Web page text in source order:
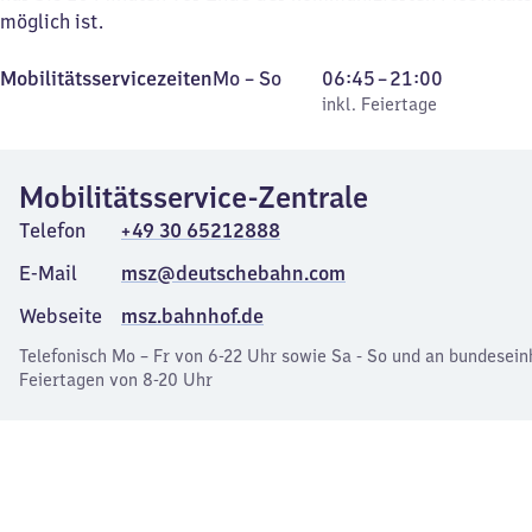
möglich ist.
MobilitätsservicezeitenMontag
Mo – So,
inkl. Feiertage
06:45–21:00
Von
6
bis
inkl. Feiertage
Mobilitätsservice-Zentrale
Telefon
+49 30 65212888
E-Mail
msz@deutschebahn.com
Webseite
msz.bahnhof.de
Telefonisch Mo – Fr von 6-22 Uhr sowie Sa - So und an
Feiertagen von 8-20 Uhr